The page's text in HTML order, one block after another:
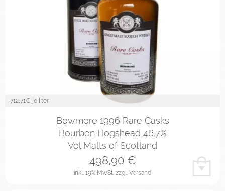
712,71€ je liter
Bowmore 1996 Rare Casks
Bourbon Hogshead 46,7%
Vol Malts of Scotland
inkl. 19% MwSt. zzgl. Versand
498,90€